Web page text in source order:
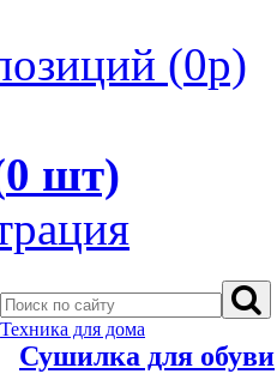
й (0р)
0 шт)
Техника для дома
Сушилка для обуви